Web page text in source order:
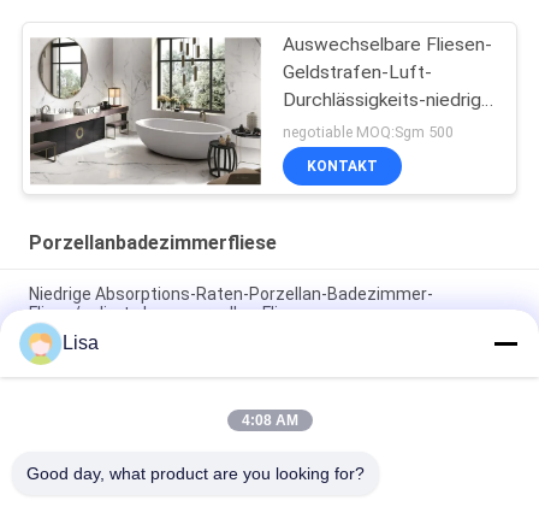
Auswechselbare Fliesen-
Geldstrafen-Luft-
Durchlässigkeits-niedrige
Absorptionsrate des
Porzellan-24x48
negotiable MOQ:Sgm 500
KONTAKT
Porzellanbadezimmerfliese
Niedrige Absorptions-Raten-Porzellan-Badezimmer-
Fliese/polierte Innenporzellan-Fliesen
Größe der Mode-Marmor-Entwurfs-rustikale Keramikziegel-
beige Farbe400*800 Millimeter
Bescheinigung Luxusder sandstein-Porzellan-Badezimmer-
Lisa
4:08 AM
Good day, what product are you looking for?